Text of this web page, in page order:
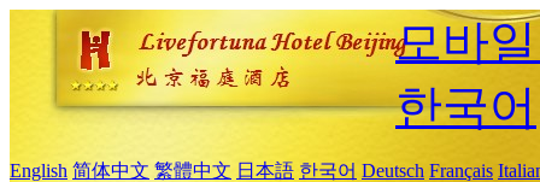
모바
한국어
English 简体中文 繁體中文 日本語 한국어 Deutsch Français